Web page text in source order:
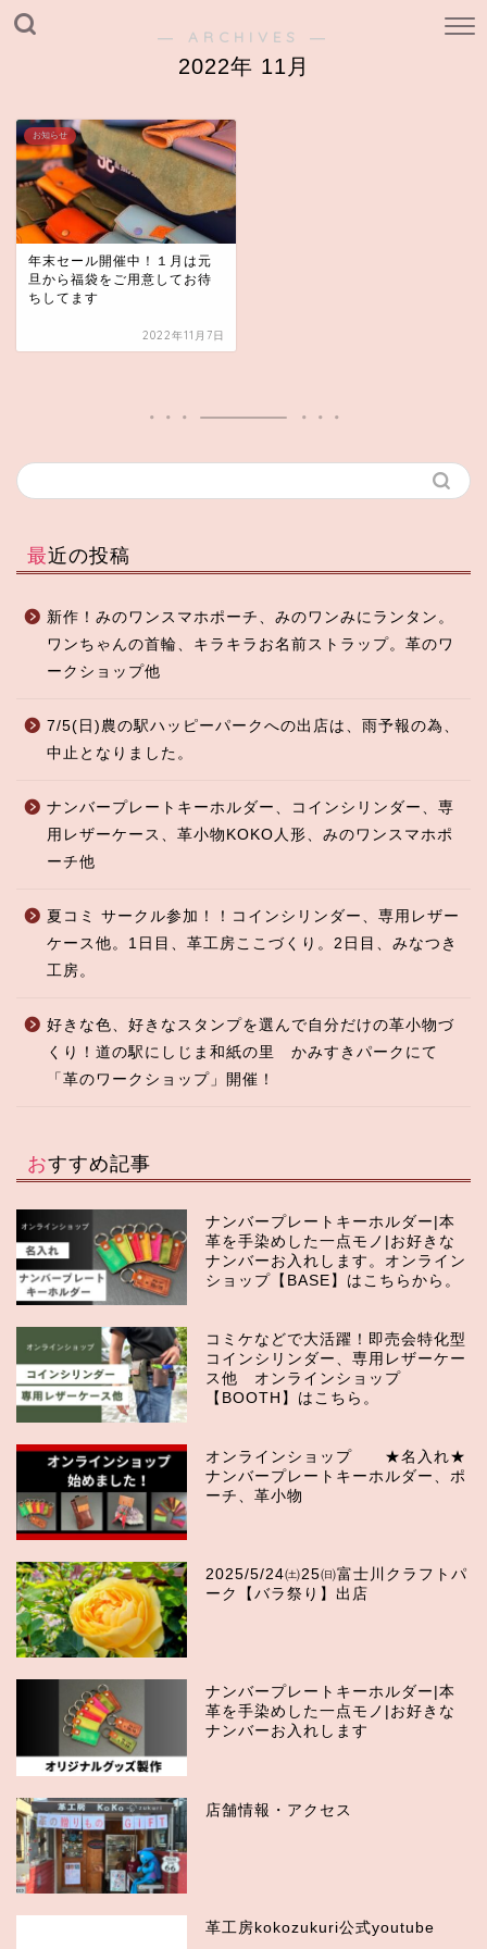
― ARCHIVES ―
2022年 11月
お知らせ
年末セール開催中！１月は元
旦から福袋をご用意してお待
ちしてます
2022年11月7日
最近の投稿
新作！みのワンスマホポーチ、みのワンみにランタン。
ワンちゃんの首輪、キラキラお名前ストラップ。革のワ
ークショップ他
7/5(日)農の駅ハッピーパークへの出店は、雨予報の為、
中止となりました。
ナンバープレートキーホルダー、コインシリンダー、専
用レザーケース、革小物KOKO人形、みのワンスマホポ
ーチ他
夏コミ サークル参加！！コインシリンダー、専用レザー
ケース他。1日目、革工房ここづくり。2日目、みなつき
工房。
好きな色、好きなスタンプを選んで自分だけの革小物づ
くり！道の駅にしじま和紙の里 かみすきパークにて
「革のワークショップ」開催！
おすすめ記事
ナンバープレートキーホルダー|本
革を手染めした一点モノ|お好きな
ナンバーお入れします。オンライン
ショップ【BASE】はこちらから。
コミケなどで大活躍！即売会特化型
コインシリンダー、専用レザーケー
ス他 オンラインショップ
【BOOTH】はこちら。
オンラインショップ ★名入れ★
ナンバープレートキーホルダー、ポ
ーチ、革小物
2025/5/24㈯25㈰富士川クラフトパ
ーク【バラ祭り】出店
ナンバープレートキーホルダー|本
革を手染めした一点モノ|お好きな
ナンバーお入れします
店舗情報・アクセス
革工房kokozukuri公式youtube